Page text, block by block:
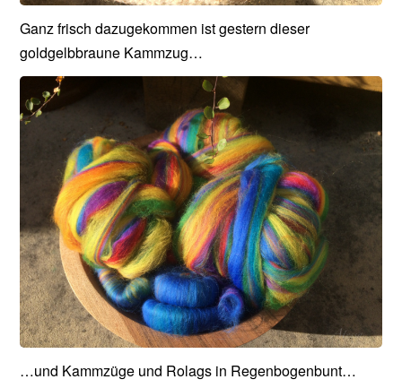
Ganz frisch dazugekommen ist gestern dieser
goldgelbbraune Kammzug…
…und Kammzüge und Rolags in Regenbogenbunt…